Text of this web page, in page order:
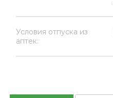
Условия отпуска из
аптек: